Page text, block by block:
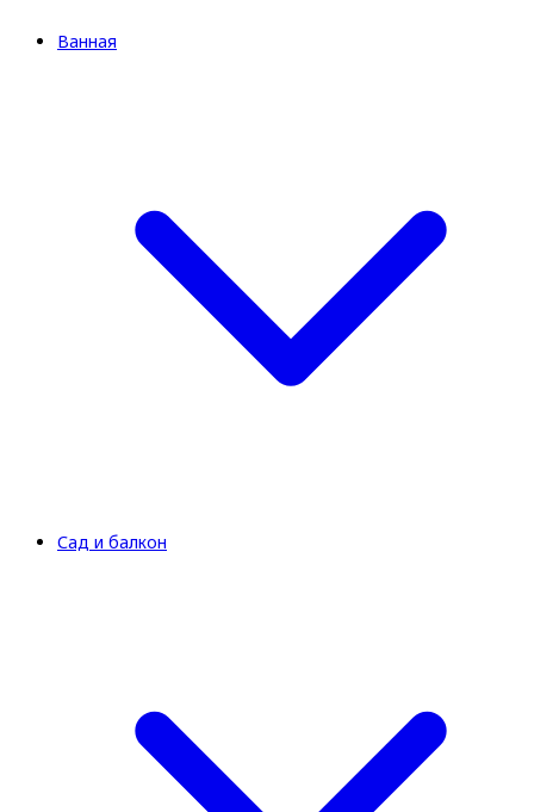
Ванная
Сад и балкон